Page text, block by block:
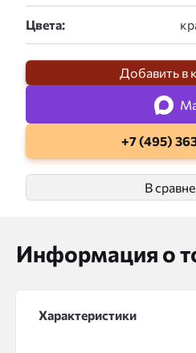
Цвета:
Добавить в
+7 (495)
В
Информация о
Характеристики